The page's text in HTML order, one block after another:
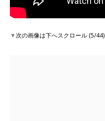
▼次の画像は下へスクロール (5/44)